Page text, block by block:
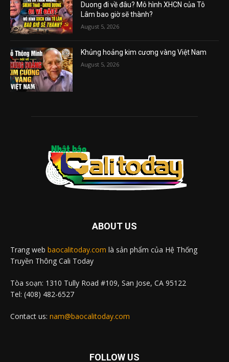
Duong đi về đâu? Mô hình XHCN của Tô
Lâm bao giờ sẽ thành?
August 5, 2026
Khủng hoảng kim cương vàng Việt Nam
August 5, 2026
ABOUT US
Trang web baocalitoday.com là sản phẩm của Hệ Thống
Truyền Thông Cali Today
Tòa soạn: 1310 Tully Road #109, San Jose, CA 95122
Tel: (408) 482-6527
Contact us: nam@baocalitoday.com
FOLLOW US